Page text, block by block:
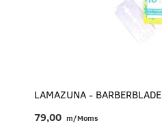
LAMAZUNA - BARBERBLADE
79,00 m/Moms